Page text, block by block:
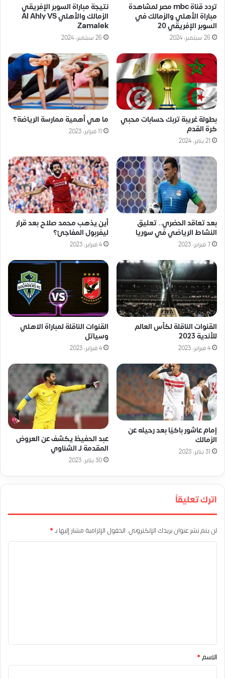
تردد قناة mbc مصر لمشاهدة
مباراة الأهلي والزمالك في
السوبر الإفريقي 20
26 سبتمبر، 2024
نتيجة مباراة السوبر الإفريقي
الزمالك والأهلي Al Ahly VS
Zamalek
26 سبتمبر، 2024
بطولة غريبة تربك حسابات محبي
كرة القدم
21 يناير، 2024
ما هي أهمية ممارسة الرياضة؟
11 فبراير، 2023
بعد تعاقد الحضري.. تعليق
النشاط الرياضي في سوريا
7 فبراير، 2023
أين يذهب محمد صلاح بعد قرار
ليفربول المفاجئ؟
4 فبراير، 2023
القنوات الناقلة لكأس العالم
للأندية 2023
4 فبراير، 2023
القنوات الناقلة لمباراة الاهلي
وسياتل
4 فبراير، 2023
إمام عاشور باكيًا بعد رحيله عن
الزمالك
31 يناير، 2023
عبد الحفيظ يكشف عن العروض
المقدمة لـ الشناوي
30 يناير، 2023
اترك تعليقاً
لن يتم نشر عنوان بريدك الإلكتروني. الحقول الإلزامية مشار إليها بـ*
*
الاسم*